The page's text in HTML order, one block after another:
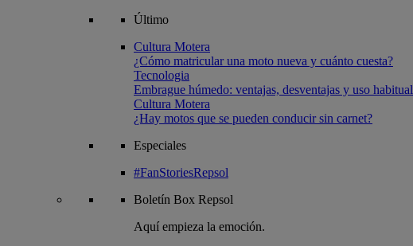
Último
Cultura Motera
¿Cómo matricular una moto nueva y cuánto cuesta?
Tecnologia
Embrague húmedo: ventajas, desventajas y uso habitual
Cultura Motera
¿Hay motos que se pueden conducir sin carnet?
Especiales
#FanStoriesRepsol
Boletín Box Repsol
Aquí empieza la emoción.